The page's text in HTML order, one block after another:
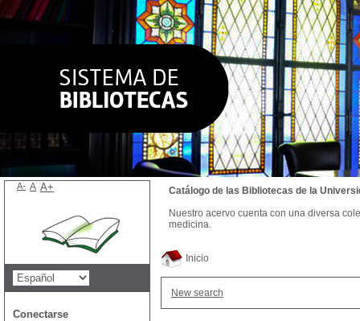
Inicio
New search
Catálogo de las Bibliotecas de la
Nuestro acervo cuenta con una diversa
medicina.
A- A A+
Conectarse